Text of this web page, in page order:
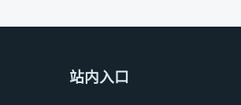
站内入口